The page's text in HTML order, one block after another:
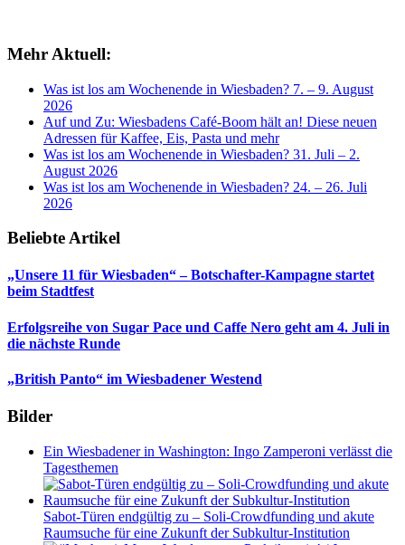
Mehr Aktuell:
Was ist los am Wochenende in Wiesbaden? 7. – 9. August
2026
Auf und Zu: Wiesbadens Café-Boom hält an! Diese neuen
Adressen für Kaffee, Eis, Pasta und mehr
Was ist los am Wochenende in Wiesbaden? 31. Juli – 2.
August 2026
Was ist los am Wochenende in Wiesbaden? 24. – 26. Juli
2026
Beliebte Artikel
„Unsere 11 für Wiesbaden“ – Botschafter-Kampagne startet
beim Stadtfest
Erfolgsreihe von Sugar Pace und Caffe Nero geht am 4. Juli in
die nächste Runde
„British Panto“ im Wiesbadener Westend
Bilder
Ein Wiesbadener in Washington: Ingo Zamperoni verlässt die
Tagesthemen
Sabot-Türen endgültig zu – Soli-Crowdfunding und akute
Raumsuche für eine Zukunft der Subkultur-Institution